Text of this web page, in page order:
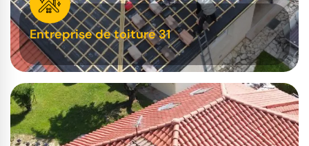
Entreprise de toiture 31